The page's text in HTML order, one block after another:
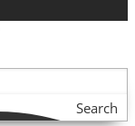
Search